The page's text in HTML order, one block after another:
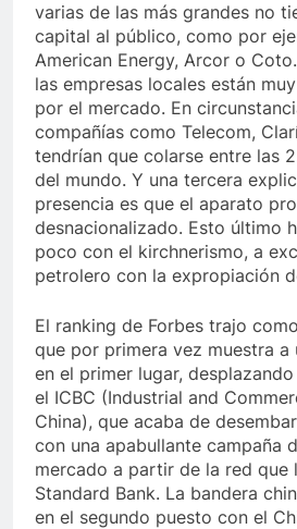
varias de las más grandes no
capital al público, como por
American Energy, Arcor o
las empresas locales están
por el mercado. En
compañías como Telecom,
tendrían que colarse entre las
del mundo. Y una tercera
presencia es que el aparato
desnacionalizado. Esto último
poco con el kirchnerismo, a
petrolero con la expropiación
El ranking de Forbes trajo
que por primera vez muestra a
en el primer lugar,
el ICBC (Industrial and
China), que acaba de
con una apabullante campaña
mercado a partir de la red que
Standard Bank. La bandera
en el segundo puesto con el